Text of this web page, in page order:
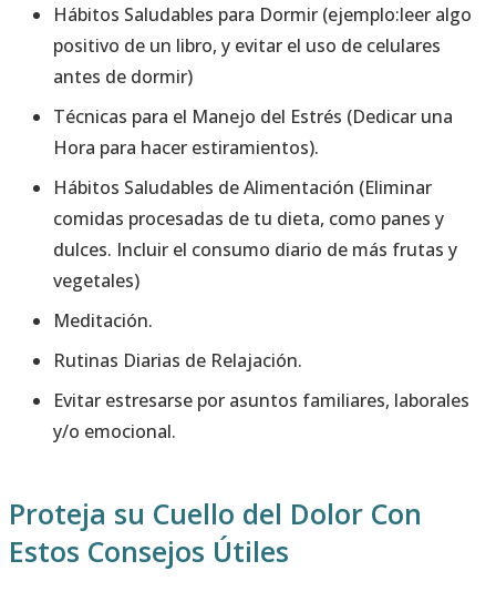
Hábitos Saludables para Dormir (ejemplo:leer algo
positivo de un libro, y evitar el uso de celulares
antes de dormir)
Técnicas para el Manejo del Estrés (Dedicar una
Hora para hacer estiramientos).
Hábitos Saludables de Alimentación (Eliminar
comidas procesadas de tu dieta, como panes y
dulces. Incluir el consumo diario de más frutas y
vegetales)
Meditación.
Rutinas Diarias de Relajación.
Evitar estresarse por asuntos familiares, laborales
y/o emocional.
Proteja su Cuello del Dolor Con
Estos Consejos Útiles